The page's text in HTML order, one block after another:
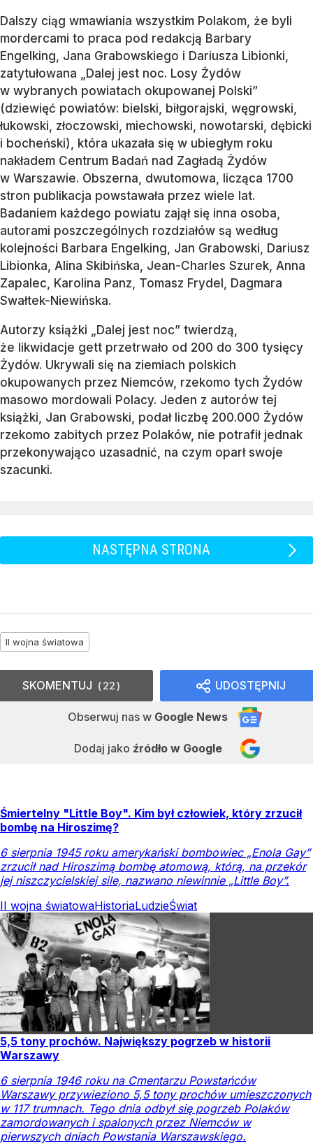
Dalszy ciąg wmawiania wszystkim Polakom, że byli
mordercami to praca pod redakcją Barbary
Engelking, Jana Grabowskiego i Dariusza Libionki,
zatytułowana „Dalej jest noc. Losy Żydów
w wybranych powiatach okupowanej Polski”
(dziewięć powiatów: bielski, biłgorajski, węgrowski,
łukowski, złoczowski, miechowski, nowotarski, dębicki
i bocheński), która ukazała się w ubiegłym roku
nakładem Centrum Badań nad Zagładą Żydów
w Warszawie. Obszerna, dwutomowa, licząca 1700
stron publikacja powstawała przez wiele lat.
Badaniem każdego powiatu zajął się inna osoba,
autorami poszczególnych rozdziałów są według
kolejności Barbara Engelking, Jan Grabowski, Dariusz
Libionka, Alina Skibińska, Jean-Charles Szurek, Anna
Zapalec, Karolina Panz, Tomasz Frydel, Dagmara
Swałtek-Niewińska.
Autorzy książki „Dalej jest noc” twierdzą,
że likwidacje gett przetrwało od 200 do 300 tysięcy
Żydów. Ukrywali się na ziemiach polskich
okupowanych przez Niemców, rzekomo tych Żydów
masowo mordowali Polacy. Jeden z autorów tej
książki, Jan Grabowski, podał liczbę 200.000 Żydów
rzekomo zabitych przez Polaków, nie potrafił jednak
przekonywająco uzasadnić, na czym oparł swoje
szacunki.
NASTĘPNA STRONA
II wojna światowa
UDOSTĘPNIJ
Obserwuj nas w Google News
Dodaj jako źródło w Google
SKOMENTUJ 22
Śmiertelny "Little Boy". Kim był człowiek, który zrzucił
bombę na Hiroszimę?
6 sierpnia 1945 roku amerykański bombowiec „Enola Gay”
zrzucił nad Hiroszimą bombę atomową, którą, na przekór
jej niszczycielskiej sile, nazwano niewinnie „Little Boy”.
II wojna światowaHistoriaLudzieŚwiat
5,5 tony prochów. Największy pogrzeb w historii
Warszawy
6 sierpnia 1946 roku na Cmentarzu Powstańców
Warszawy przywieziono 5,5 tony prochów umieszczonych
w 117 trumnach. Tego dnia odbył się pogrzeb Polaków
zamordowanych i spalonych przez Niemców w
pierwszych dniach Powstania Warszawskiego.